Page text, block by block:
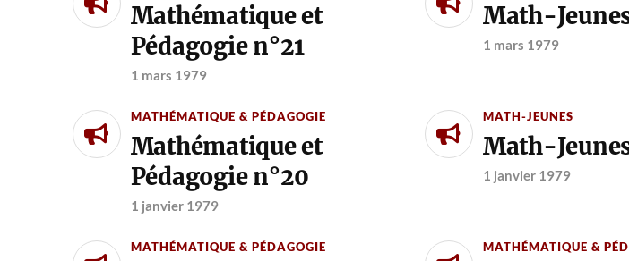
Mathématique et
Pédagogie n°21
1 mars 1979
Math-
1 mars 1979
MATHÉMATIQUE & PÉDAGOGIE
Mathématique et
Pédagogie n°20
1 janvier 1979
MATH-JEUNES
Math-
1 janvier 1979
MATHÉMATIQUE & PÉDAGOGIE MATHÉMATIQUE &